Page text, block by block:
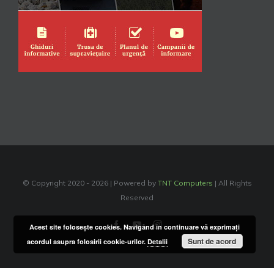
© Copyright 2020 - 2026 | Powered by TNT Computers | All Rights
Reserved
FacebookYouTubeInstagram
Acest site foloseşte cookies. Navigând în continuare vă exprimaţi
acordul asupra folosirii cookie-urilor. Detalii Sunt de acord